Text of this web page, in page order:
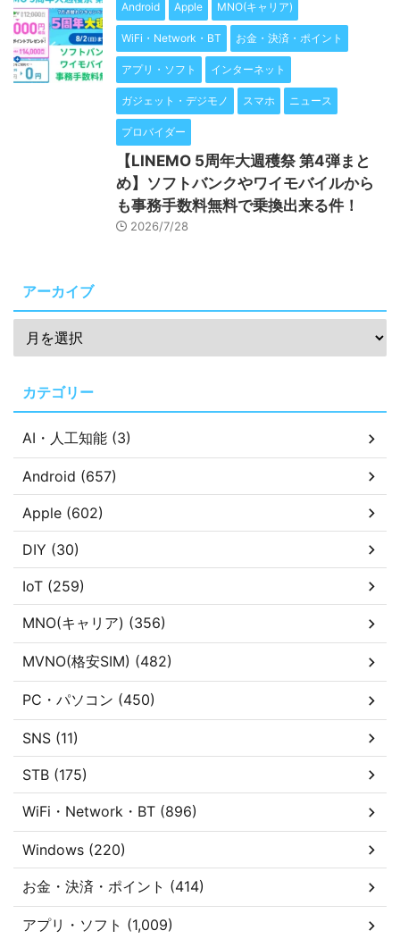
Android Apple MNO(キャリア)
WiFi・Network・BT お金・決済・ポイント
アプリ・ソフト インターネット
ガジェット・デジモノ スマホ ニュース
プロバイダー
【LINEMO 5周年大週穫祭 第4弾まと
め】ソフトバンクやワイモバイルから
も事務手数料無料で乗換出来る件！
2026/7/28
アーカイブ
カテゴリー
AI・人工知能 (3)
Android (657)
Apple (602)
DIY (30)
IoT (259)
MNO(キャリア) (356)
MVNO(格安SIM) (482)
PC・パソコン (450)
SNS (11)
STB (175)
WiFi・Network・BT (896)
Windows (220)
お金・決済・ポイント (414)
アプリ・ソフト (1,009)